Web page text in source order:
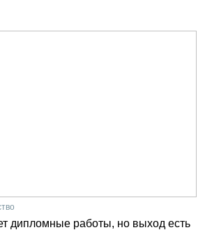
дипломные работы, но выход есть